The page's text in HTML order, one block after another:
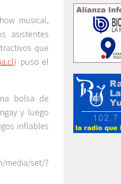
musical,
asistentes
que
) puso el
bolsa de
y luego
inflables
set/?